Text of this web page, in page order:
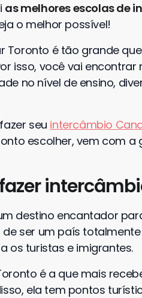
as melhores escolas de
o melhor possível!
Toronto é tão grande
isso, você vai
no nível de ensino,
seu intercâmbio
escolher, vem com
destino encantador
de ser um país
os turistas e imigrantes.
é a que mais
ela tem pontos